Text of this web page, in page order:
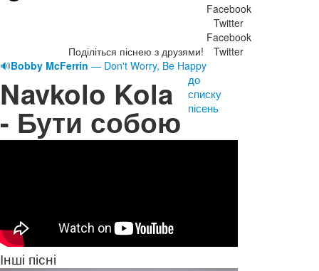
Поділіться піснею з друзями!
Facebook
Twitter
Facebook
Twitter
🔊Bobby McFerrin — Don't Worry, Be Happy
Navkolo Kola
- Бути собою
до
списку
пісень
Інші пісні